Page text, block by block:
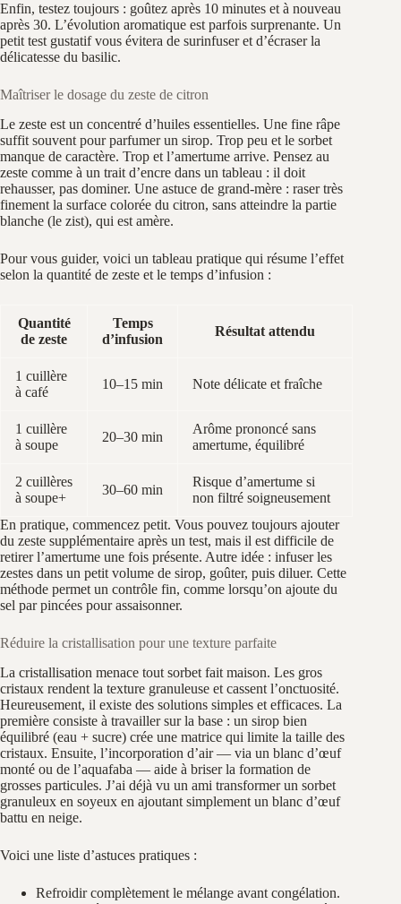
Enfin, testez toujours : goûtez après 10 minutes et à nouveau
après 30. L’évolution aromatique est parfois surprenante. Un
petit test gustatif vous évitera de surinfuser et d’écraser la
délicatesse du basilic.
Maîtriser le dosage du zeste de citron
Le zeste est un concentré d’huiles essentielles. Une fine râpe
suffit souvent pour parfumer un sirop. Trop peu et le sorbet
manque de caractère. Trop et l’amertume arrive. Pensez au
zeste comme à un trait d’encre dans un tableau : il doit
rehausser, pas dominer. Une astuce de grand-mère : raser très
finement la surface colorée du citron, sans atteindre la partie
blanche (le zist), qui est amère.
Pour vous guider, voici un tableau pratique qui résume l’effet
selon la quantité de zeste et le temps d’infusion :
Quantité
de zeste
Temps
d’infusion
Résultat attendu
1 cuillère
à café
10–15 min Note délicate et fraîche
1 cuillère
à soupe
20–30 min
Arôme prononcé sans
amertume, équilibré
2 cuillères
à soupe+
30–60 min
Risque d’amertume si
non filtré soigneusement
En pratique, commencez petit. Vous pouvez toujours ajouter
du zeste supplémentaire après un test, mais il est difficile de
retirer l’amertume une fois présente. Autre idée : infuser les
zestes dans un petit volume de sirop, goûter, puis diluer. Cette
méthode permet un contrôle fin, comme lorsqu’on ajoute du
sel par pincées pour assaisonner.
Réduire la cristallisation pour une texture parfaite
La cristallisation menace tout sorbet fait maison. Les gros
cristaux rendent la texture granuleuse et cassent l’onctuosité.
Heureusement, il existe des solutions simples et efficaces. La
première consiste à travailler sur la base : un sirop bien
équilibré (eau + sucre) crée une matrice qui limite la taille des
cristaux. Ensuite, l’incorporation d’air — via un blanc d’œuf
monté ou de l’aquafaba — aide à briser la formation de
grosses particules. J’ai déjà vu un ami transformer un sorbet
granuleux en soyeux en ajoutant simplement un blanc d’œuf
battu en neige.
Voici une liste d’astuces pratiques :
Refroidir complètement le mélange avant congélation.